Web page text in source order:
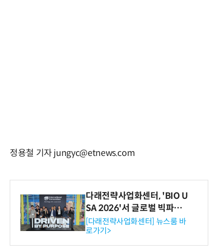
정용철 기자 jungyc@etnews.com
다래전략사업화센터, 'BIO U
SA 2026'서 글로벌 빅파마
와의 비즈니스 미팅 지원…K
-바이오 해외 진출 교두보 확
보
[다래전략사업화센터] 뉴스룸 바
로가기>